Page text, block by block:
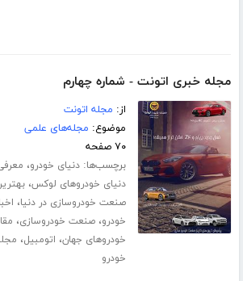
مجله خبری اتونت - شماره چهارم
از: مجله اتونت
موضوع: مجله‌های علمی
۷۰ صفحه
برچسب‌ها:دنیای خودرو،
دنیای خودروهای لوکس،
صنعت خودروسازی در دنیا،
خودرو،صنعت خودروسازی،
خودروهای جهان، اتومبیل،
خودرو